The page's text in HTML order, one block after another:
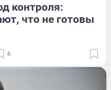
контроля:
что не готовы
6